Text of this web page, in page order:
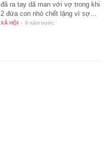
đã ra tay dã man với vợ trong khi
2 đứa con nhỏ chết lặng vì sợ…
XÃ HỘI - 9 năm trước